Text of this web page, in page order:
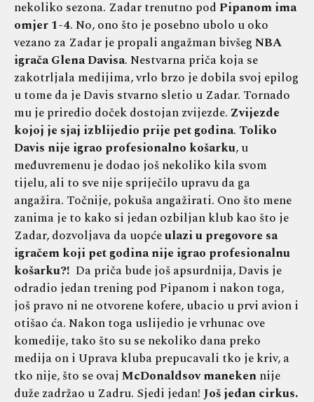
nekoliko sezona. Zadar trenutno podPipanom ima
omjer 1-4. No, ono što je posebno ubolo u oko
vezano za Zadar je propali angažman bivšegNBA
igrača Glena Davisa. Nestvarna priča koja se
zakotrljala medijima, vrlo brzo je dobila svoj epilog
u tome da je Davis stvarno sletio u Zadar. Tornado
mu je priredio doček dostojan zvijezde. Zvijezde
kojoj je sjaj izblijedio prije pet godina. Toliko
Davis nije igrao profesionalno košarku, u
međuvremenu je dodao još nekoliko kila svom
tijelu, ali to sve nije spriječilo upravu da ga
angažira. Točnije, pokuša angažirati. Ono što mene
zanima je to kako si jedan ozbiljan klub kao što je
Zadar, dozvoljava da uopćeulazi u pregovore sa
igračem koji pet godina nije igrao profesionalnu
košarku?! Da priča bude još apsurdnija, Davis je
odradio jedan trening pod Pipanom i nakon toga,
još pravo ni ne otvorene kofere, ubacio u prvi avion i
otišao ća. Nakon toga uslijedio je vrhunac ove
komedije, tako što su se nekoliko dana preko
medija on i Uprava kluba prepucavali tko je kriv, a
tko nije, što se ovaj McDonaldsov manekennije
duže zadržao u Zadru. Sjedi jedan! Još jedan cirkus.